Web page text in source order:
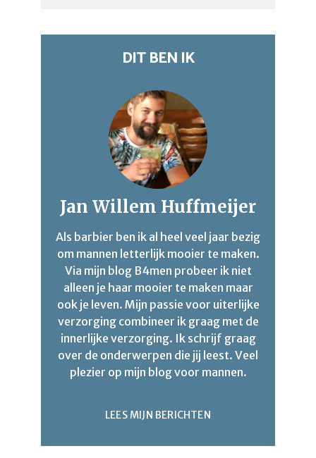
DIT BEN IK
Jan Willem Huffmeijer
Als barbier ben ik al heel veel jaar bezig
om mannen letterlijk mooier te maken.
Via mijn blog B4men probeer ik niet
alleen je haar mooier te maken maar
ook je leven. Mijn passie voor uiterlijke
verzorging combineer ik graag met de
innerlijke verzorging. Ik schrijf graag
over de onderwerpen die jij leest. Veel
plezier op mijn blog voor mannen.
LEES MIJN BERICHTEN